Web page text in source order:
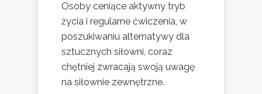
Osoby ceniące aktywny tryb
życia i regularne ćwiczenia, w
poszukiwaniu alternatywy dla
sztucznych siłowni, coraz
chętniej zwracają swoją uwagę
na siłownie zewnętrzne.